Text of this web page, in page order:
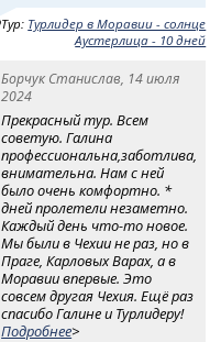
Тур: Турлидер в Моравии - солнце
Аустерлица - 10 дней
Борчук Станислав, 14 июля
2024
Прекрасный тур. Всем
советую. Галина
профессиональна,заботлива,
внимательна. Нам с ней
было очень комфортно. *
дней пролетели незаметно.
Каждый день что-то новое.
Мы были в Чехии не раз, но в
Праге, Карловых Варах, а в
Моравии впервые. Это
совсем другая Чехия. Ещё раз
спасибо Галине и Турлидеру!
Подробнее>